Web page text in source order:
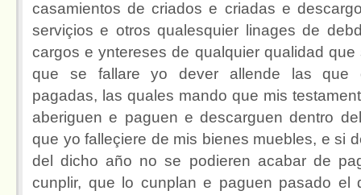
casamientos de criados e criadas e
serviçios e otros qualesquier linages de
cargos e yntereses de qualquier qualidad que
que se fallare yo dever allende las que
pagadas, las quales mando que mis
aberiguen e paguen e descarguen dentro
que yo falleçiere de mis bienes muebles, e si
del dicho año no se podieren acabar de
cunplir, que lo cunplan e paguen pasado el